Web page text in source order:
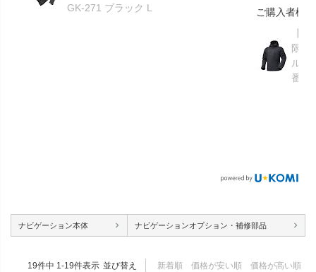
GK-271 ブラック L
ご購入者様
限り
ルメ
番：
ナビゲーション本体 ナビゲーションオプション・補修部品
並び替え 新着順 価格が安い順 価格が高い順
19件中 1-19件表示